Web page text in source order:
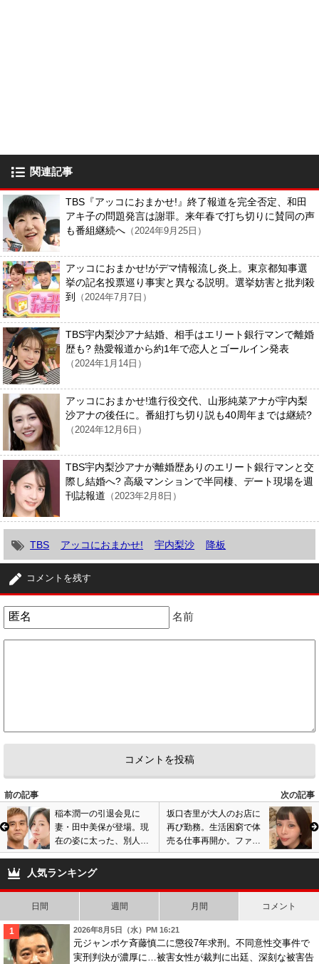
関連記事
TBS『アッコにおまかせ!』終了報道を完全否定、和田
アキ子の問題発言は謝罪。来年春で打ち切りに賛同の声
も番組継続へ （2024年9月25日）
アッコにおまかせ!がデマ情報流し炎上。東京都知事選
挙の記名投票巡り事実と異なる説明。選挙妨害と批判殺
到
（2024年7月7日）
TBS宇内梨沙アナ結婚、相手はエリート銀行マンで離婚
歴も? 熱愛報道から約1年で恋人とゴールイン発表
（2024年1月14日）
アッコにおまかせ!進行役交代、山形純菜アナが宇内梨
沙アナの後任に。番組打ち切り説も40周年までは継続?
（2024年12月6日）
TBS宇内梨沙アナが離婚歴ありのエリート銀行マンと交
際し結婚へ? 高級マンションで半同棲、デート現場を週
刊誌報道 （2023年2月8日）
TBS アッコにおまかせ! 宇内梨沙 降板
コメントを残す
名前
前の記事
次の記事
稲本潤一の引退会見に
妻・田中美保が登場。現
在の姿に太った、別人レ
ベルに激変の指摘も…画
像あり
坂口杏里が大人のお店に
再び勤務。生活困窮で体
売る仕事再開か。ファン
に金銭援助を要求で物議
人気ランキング
日間 週間 月間 コメント
2026年8月5日（水）PM 16:21
元ジャンポケ斉藤慎二に懲役7年求刑。不同意性交事件で
実刑判決が濃厚に…被害女性が裁判に出廷、深刻な被害告